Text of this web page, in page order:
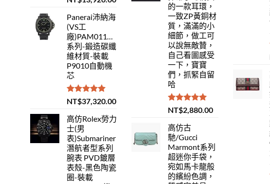
滿分 5
Panerai沛納海
(VS工
廠)PAM01118Luminor
系列-鍛造碳纖
維材質-裝載
P9010自動機
芯
評分5.00
滿分 5
NT$37,320.00
高仿Rolex勞力
士(男
表)Submariner
潛航者型系列
腕表 PVD鍍層
表殼-黑色陶瓷
圈-裝載
的一款耳環，
一致ZP黃銅材
質，滿滿的小
細節，做工可
以說無敵贊，
自己看圖感受
一下，寶寶
們，抓緊自留
哈
評分 5.00
滿分 5
NT$2,880.00
高仿古
馳/Gucci
Marmont系列
超迷你手袋，
宛如馬卡龍般
的繽紛色調，